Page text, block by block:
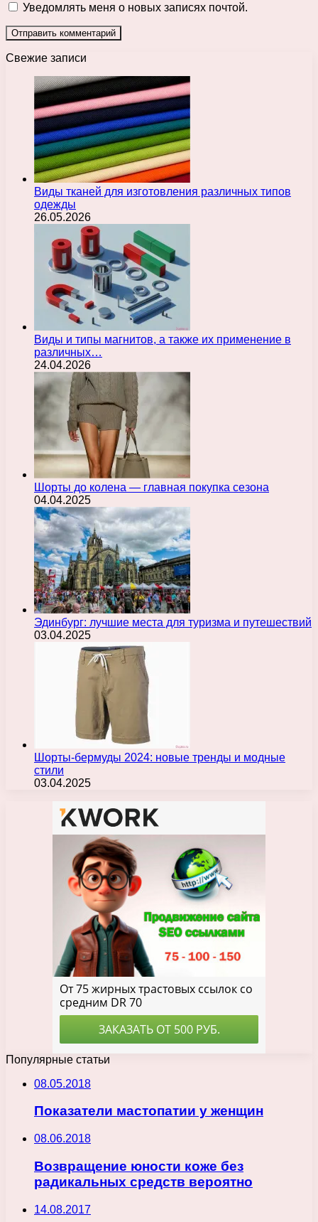
Уведомлять меня о новых записях почтой.
Свежие записи
Виды тканей для изготовления различных типов
одежды
26.05.2026
Виды и типы магнитов, а также их применение в
различных…
24.04.2026
Шорты до колена — главная покупка сезона
04.04.2025
Эдинбург: лучшие места для туризма и путешествий
03.04.2025
Шорты-бермуды 2024: новые тренды и модные
стили
03.04.2025
Популярные статьи
08.05.2018
Показатели мастопатии у женщин
08.06.2018
Возвращение юности коже без
радикальных средств вероятно
14.08.2017